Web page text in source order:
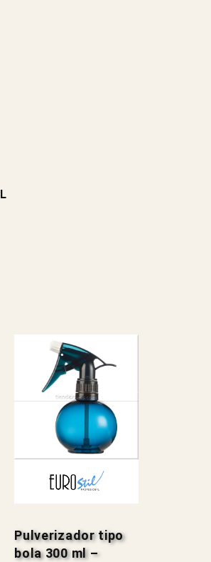
Pulverizador tipo
bola 300 ml –